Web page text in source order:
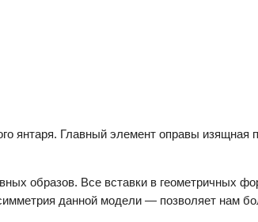
янтаря. Главный элемент оправы
образов. Все вставки в геометричных
данной модели — позволяет нам